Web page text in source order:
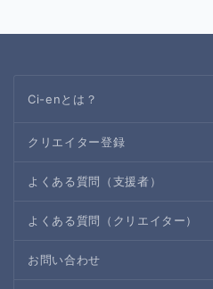
Ci-enとは？
クリエイター登録
よくある質問（支援者）
よくある質問（クリエイター）
お問い合わせ